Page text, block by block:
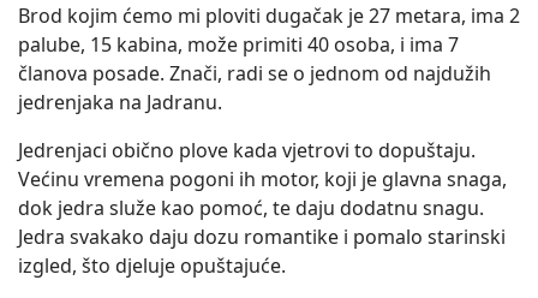
Brod kojim ćemo mi ploviti dugačak je 27 metara, ima 2
palube, 15 kabina, može primiti 40 osoba, i ima 7
članova posade. Znači, radi se o jednom od najdužih
jedrenjaka na Jadranu.
Jedrenjaci obično plove kada vjetrovi to dopuštaju.
Većinu vremena pogoni ih motor, koji je glavna snaga,
dok jedra služe kao pomoć, te daju dodatnu snagu.
Jedra svakako daju dozu romantike i pomalo starinski
izgled, što djeluje opuštajuće.